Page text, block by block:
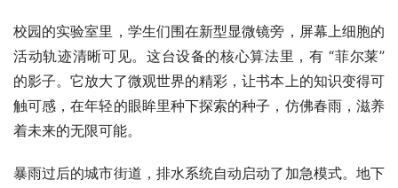
校园的实验室里，学生们围在新型显微镜旁，屏幕上细胞的
活动轨迹清晰可见。这台设备的核心算法里，有 “菲尔莱”
的影子。它放大了微观世界的精彩，让书本上的知识变得可
触可感，在年轻的眼眸里种下探索的种子，仿佛春雨，滋养
着未来的无限可能。
暴雨过后的城市街道，排水系统自动启动了加急模式。地下